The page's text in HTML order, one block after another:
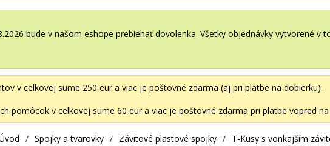
bude v našom eshope prebiehať dovolenka. Všetky objednávky vytvorené
v celkovej sume 250 eur a viac je poštovné zdarma (aj pri platbe na dobierku).
pomôcok v celkovej sume 60 eur a viac je poštovné zdarma pri platbe vopred
/ Spojky a tvarovky / Závitové plastové spojky / T-Kusy s vonkajším